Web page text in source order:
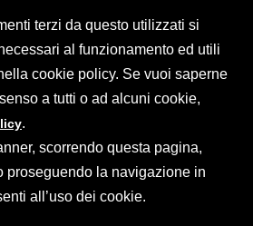
Il Mottolo Soc. Semplice Agr.
13 - 35030 Baone Padova
terzi da questo utilizzati si
al funzionamento ed utili
cookie policy. Se vuoi saperne
a tutti o ad alcuni cookie,
.
scorrendo questa pagina,
proseguendo la navigazione in
all’uso dei cookie.